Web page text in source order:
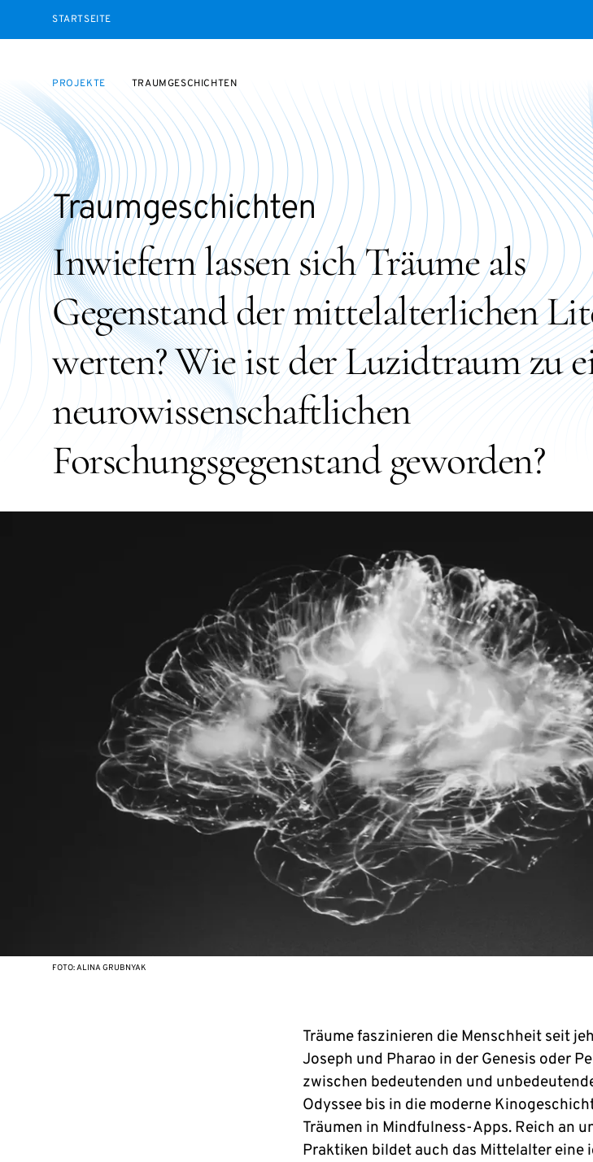
STARTSEITE
PROJEKTE TRAUMGESCHICHTEN
Traumgeschichten
Inwiefern lassen sich Träume als
Gegenstand der mittelalterlichen
werten? Wie ist der Luzidtraum zu
neurowissenschaftlichen
Forschungsgegenstand geworden?
FOTO: ALINA GRUBNYAK
Träume faszinieren die Menschheit seit
Joseph und Pharao in der Genesis oder
zwischen bedeutenden und
Odyssee bis in die moderne
Träumen in Mindfulness-Apps. Reich an
Praktiken bildet auch das Mittelalter eine